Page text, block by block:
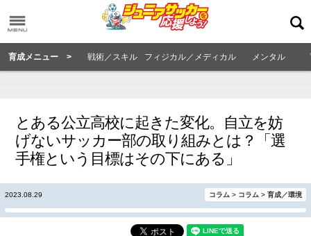
育成メニュー > 戦術／スキル フィジカル／メディカル メンタル
とある公立高校に起きた変化。自立を妨
げないサッカー部の取り組みとは？「選
手権という目標はその下にある」
2023.08.29 コラム > コラム > 育成／環境